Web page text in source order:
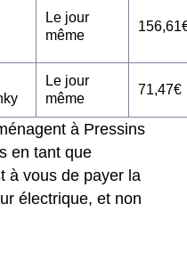
Le jour
même
Le jour
même
71,47€
à Pressins
en tant que
à vous de payer la
électrique, et non